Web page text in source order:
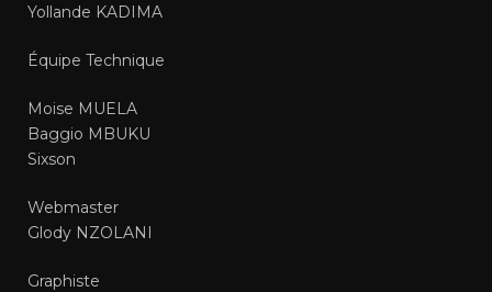
Yollande KADIMA
Équipe Technique
Moise MUELA
Baggio MBUKU
Sixson
Webmaster
Glody NZOLANI
Graphiste